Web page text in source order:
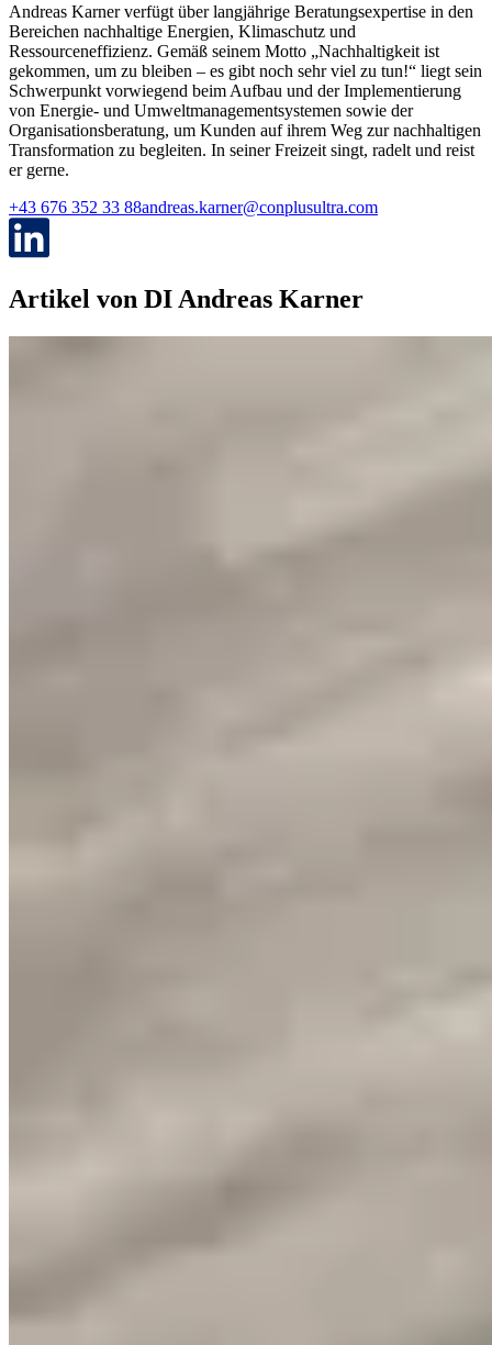
Andreas Karner verfügt über langjährige Beratungsexpertise in den
Bereichen nachhaltige Energien, Klimaschutz und
Ressourceneffizienz. Gemäß seinem Motto „Nachhaltigkeit ist
gekommen, um zu bleiben – es gibt noch sehr viel zu tun!“ liegt sein
Schwerpunkt vorwiegend beim Aufbau und der Implementierung
von Energie- und Umweltmanagementsystemen sowie der
Organisationsberatung, um Kunden auf ihrem Weg zur nachhaltigen
Transformation zu begleiten. In seiner Freizeit singt, radelt und reist
er gerne.
+43 676 352 33 88andreas.karner@conplusultra.com
Artikel von DI Andreas Karner